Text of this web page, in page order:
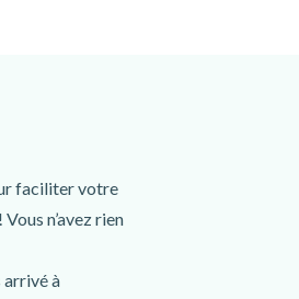
faciliter votre
n’avez rien
arrivé à